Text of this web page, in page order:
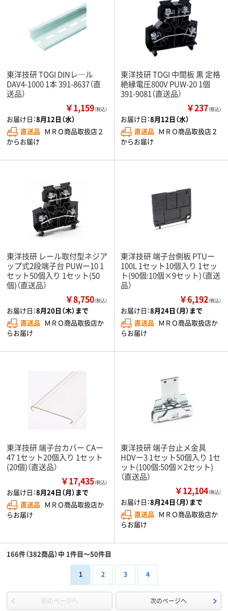
東洋技研 TOGI DINレ―ル
DAV4-1000 1本 391-8637（直
送品）
￥1,159（税込）
お届け日：8月12日（水）
直送品 ＭＲＯ商品取扱店２
からお届け
東洋技研 TOGI 中間板 黒 定格
絶縁電圧800V PUW-20 1個
391-9081（直送品）
￥237（税込）
お届け日：8月12日（水）
直送品 ＭＲＯ商品取扱店２
からお届け
東洋技研 レール取付型ネジア
ップ式2段端子台 PUWー10 1
セット50個入り 1セット(50
個)（直送品）
￥8,750（税込）
お届け日：8月20日（木）まで
直送品 ＭＲＯ商品取扱店か
らお届け
東洋技研 端子台側板 PTUー
100L 1セット10個入り 1セッ
ト(90個:10個×9セット)（直送
品）
￥6,192（税込）
お届け日：8月24日（月）まで
直送品 ＭＲＯ商品取扱店か
らお届け
東洋技研 端子台カバー CAー
47 1セット20個入り 1セット
(20個)（直送品）
￥17,435（税込）
お届け日：8月24日（月）まで
直送品 ＭＲＯ商品取扱店か
らお届け
東洋技研 端子台止メ金具
HDVー3 1セット50個入り 1セ
ット(100個:50個×2セット)
（直送品）
￥12,104（税込）
お届け日：8月24日（月）まで
直送品 ＭＲＯ商品取扱店か
らお届け
166件（382商品）中 1件目～50件目
1 2 3 4
前のページへ 次のページへ